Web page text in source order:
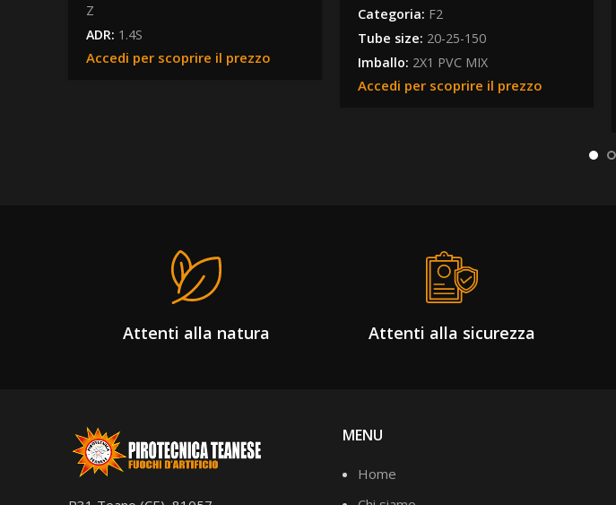
Z
ADR: 1.4S
Accedi per scoprire il prezzo
Categoria: F2
Tube size: 20-25-150
Imballo: 2X1 PVC MIX
Accedi per scoprire il prezzo
Attenti alla natura Attenti alla sicurezza
MENU
Home